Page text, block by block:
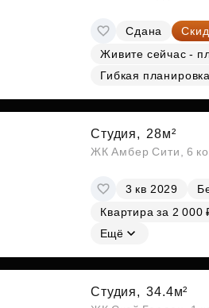
Сдана
Живите сейчас -
Гибкая планировка
Студия, 28м²
ЖК Амбер Сити, 6
3 кв 2029
Квартира за 2 000
Ещё
Студия, 34.4м²